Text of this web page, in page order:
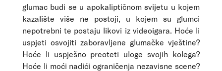
glumac budi se u apokaliptičnom svijetu u kojem
kazalište više ne postoji, u kojem su glumci
nepotrebni te postaju likovi iz videoigara. Hoće li
uspjeti osvojiti zaboravljene glumačke vještine?
Hoće li uspješno preoteti uloge svojih kolega?
Hoće li moći nadići ograničenja nezavisne scene?